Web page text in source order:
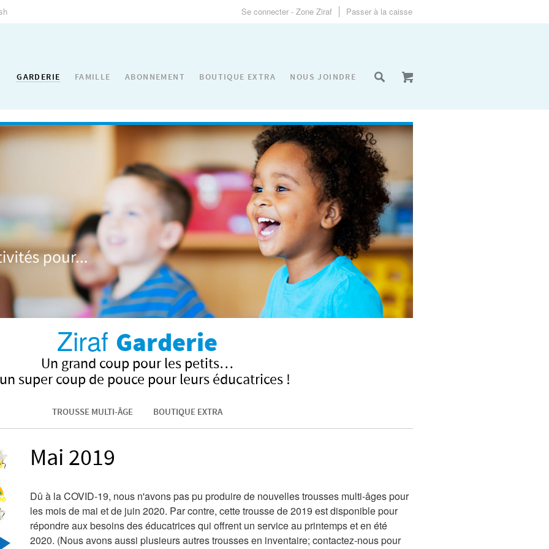
Se connecter - Zone Ziraf Passer à la caisse
GARDERIE FAMILLE ABONNEMENT BOUTIQUE EXTRA NOUS JOINDRE
Ziraf Garderie
Un grand coup pour les petits…
super coup de pouce pour leurs éducatrices !
TROUSSE MULTI-ÂGE BOUTIQUE EXTRA
Mai 2019
Dû à la COVID-19, nous n'avons pas pu produire de nouvelles trousses multi-âges pour
les mois de mai et de juin 2020. Par contre, cette trousse de 2019 est disponible pour
répondre aux besoins des éducatrices qui offrent un service au printemps et en été
2020. (Nous avons aussi plusieurs autres trousses en inventaire; contactez-nous pour